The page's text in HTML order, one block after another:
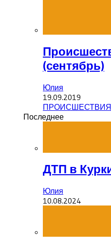
(сентябрь)
Юлия
19.09.2019
ПРОИСШЕСТВИЯ
Последнее
ДТП в
Юлия
10.08.2024